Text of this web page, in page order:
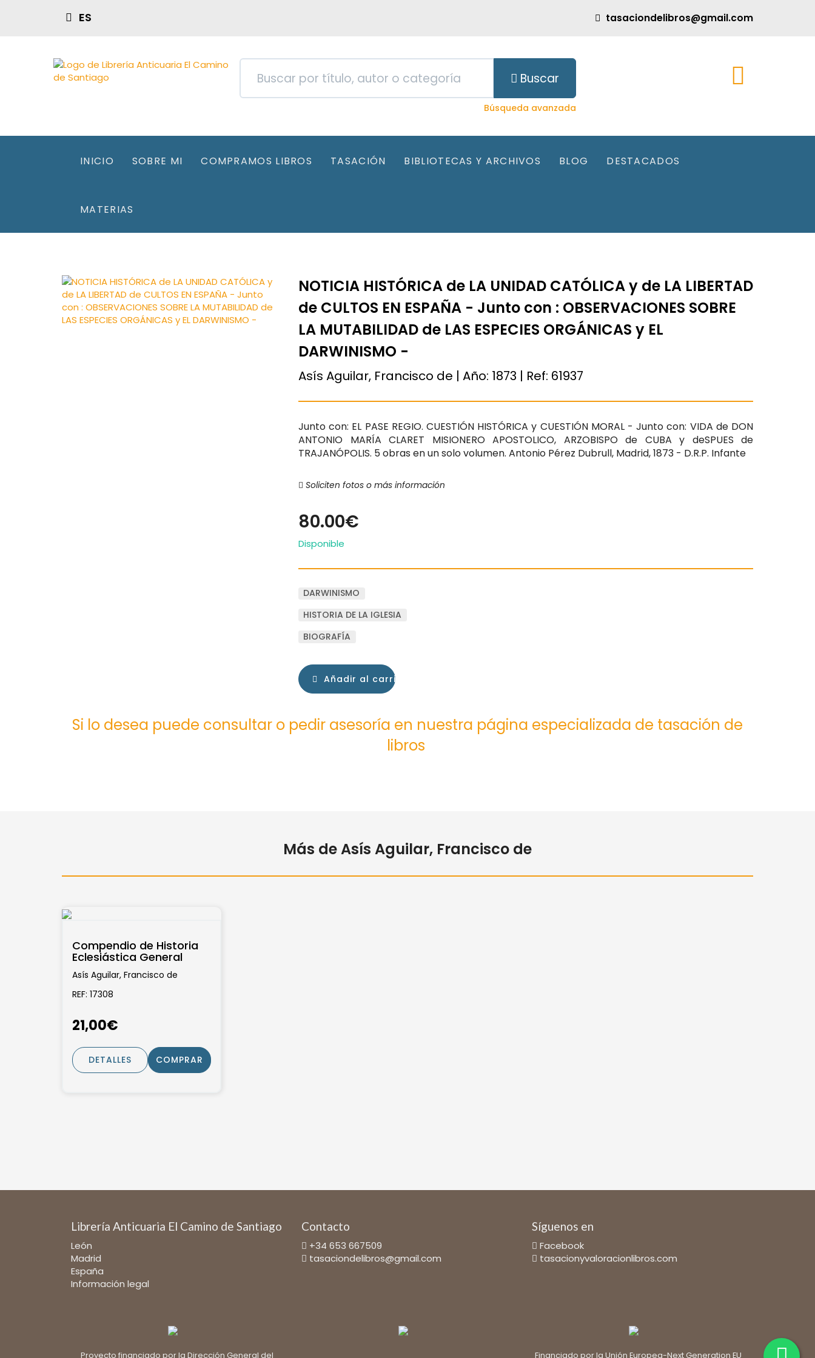
ES tasaciondelibros@gmail.com
Buscar
Búsqueda avanzada
INICIO SOBRE MI COMPRAMOS LIBROS TASACIÓN BIBLIOTECAS Y ARCHIVOS BLOG DESTACADOS
MATERIAS
NOTICIA HISTÓRICA de LA UNIDAD CATÓLICA y de LA LIBERTAD
de CULTOS EN ESPAÑA - Junto con : OBSERVACIONES SOBRE
LA MUTABILIDAD de LAS ESPECIES ORGÁNICAS y EL
DARWINISMO -
Asís Aguilar, Francisco de | Año: 1873 | Ref: 61937
Junto con: EL PASE REGIO. CUESTIÓN HISTÓRICA y CUESTIÓN MORAL - Junto con: VIDA de DON
ANTONIO MARÍA CLARET MISIONERO APOSTOLICO, ARZOBISPO de CUBA y deSPUES de
TRAJANÓPOLIS. 5 obras en un solo volumen. Antonio Pérez Dubrull, Madrid, 1873 - D.R.P. Infante
Soliciten fotos o más información
80.00€
Disponible
DARWINISMO
HISTORIA DE LA IGLESIA
BIOGRAFÍA
Añadir al carrito
Si lo desea puede consultar o pedir asesoría en nuestra página especializada de tasación de
libros
Más de Asís Aguilar, Francisco de
Compendio de Historia
Eclesiástica General
Asís Aguilar, Francisco de
REF: 17308
21,00€
DETALLES COMPRAR
Librería Anticuaria El Camino de Santiago
León
Madrid
España
Información legal
Contacto
+34 653 667509
tasaciondelibros@gmail.com
Síguenos en
Facebook
tasacionyvaloracionlibros.com
Proyecto financiado por la Dirección General del Financiado por la Unión Europea-Next Generation EU